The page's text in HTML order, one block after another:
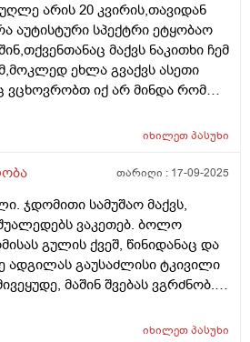
არის 20 კვირის,თავიდან
აუტისტური სპექტრი ეტყობაო
მაქვს ნაკითხი ჩემ
ეხლა გვაქვს ასეთი
ვცხოვრობთ იქ არ მინდა რომ
ძალიან გაკვირვებული
ძალიან
ალბათ მარიხუანას
და გვეშინოდა ბავშვის
კი აგვიხსენით რომ
ჩასახვას და არა ჩასახულ
ყველას ინდივიდუალური
იხილეთპასუხი
თარიღი : 17-09-2025
ჯდომითი სამუშაო მაქვს,
ვაკეთებ. ბოლო
გულის ქვეშ, წინიდანაც და
ადგილას გაუსაძლისი ტკივილი
მაშინ შვებას ვგრძნობ.
იხილეთპასუხი